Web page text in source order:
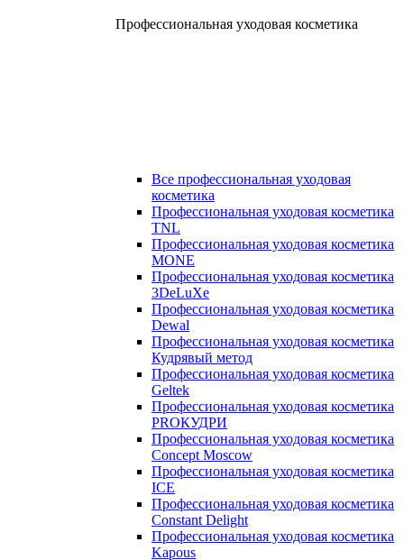
Профессиональная уходовая косметика
Все профессиональная уходовая
косметика
Профессиональная уходовая косметика
TNL
Профессиональная уходовая косметика
MONE
Профессиональная уходовая косметика
3DeLuXe
Профессиональная уходовая косметика
Dewal
Профессиональная уходовая косметика
Кудрявый метод
Профессиональная уходовая косметика
Geltek
Профессиональная уходовая косметика
PROКУДРИ
Профессиональная уходовая косметика
Concept Moscow
Профессиональная уходовая косметика
ICE
Профессиональная уходовая косметика
Constant Delight
Профессиональная уходовая косметика
Kapous